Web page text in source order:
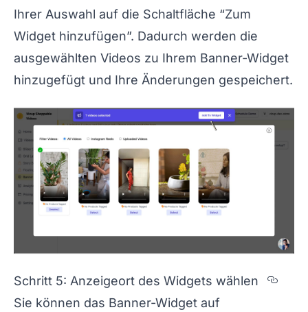
Ihrer Auswahl auf die Schaltfläche “Zum
Widget hinzufügen”. Dadurch werden die
ausgewählten Videos zu Ihrem Banner-Widget
hinzugefügt und Ihre Änderungen gespeichert.
Schritt 5: Anzeigeort des Widgets wählen
Sie können das Banner-Widget auf